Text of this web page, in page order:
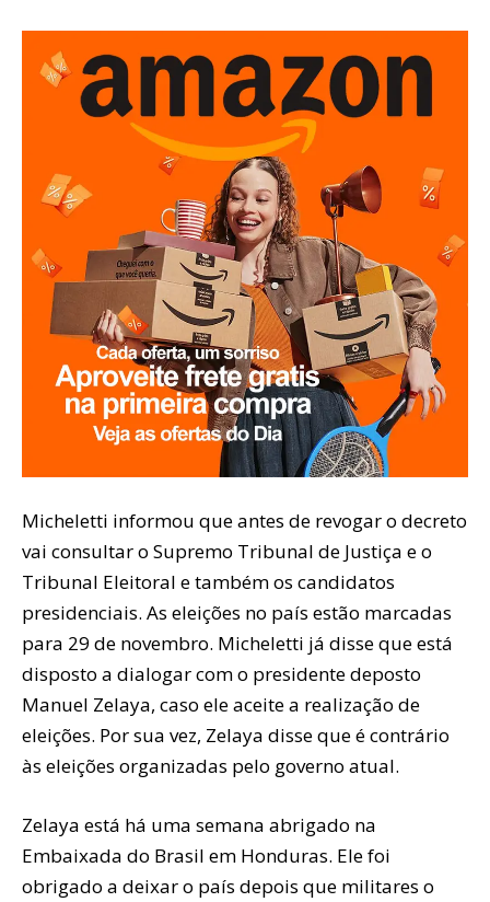
Micheletti informou que antes de revogar o decreto
vai consultar o Supremo Tribunal de Justiça e o
Tribunal Eleitoral e também os candidatos
presidenciais. As eleições no país estão marcadas
para 29 de novembro. Micheletti já disse que está
disposto a dialogar com o presidente deposto
Manuel Zelaya, caso ele aceite a realização de
eleições. Por sua vez, Zelaya disse que é contrário
às eleições organizadas pelo governo atual.
Zelaya está há uma semana abrigado na
Embaixada do Brasil em Honduras. Ele foi
obrigado a deixar o país depois que militares o